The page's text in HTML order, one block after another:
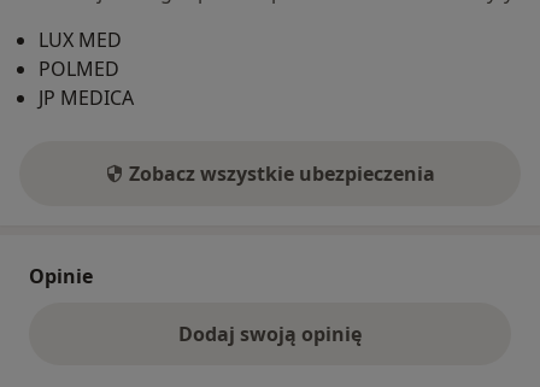
LUX MED
POLMED
JP MEDICA
Zobacz wszystkie ubezpieczenia
Opinie
Dodaj swoją opinię